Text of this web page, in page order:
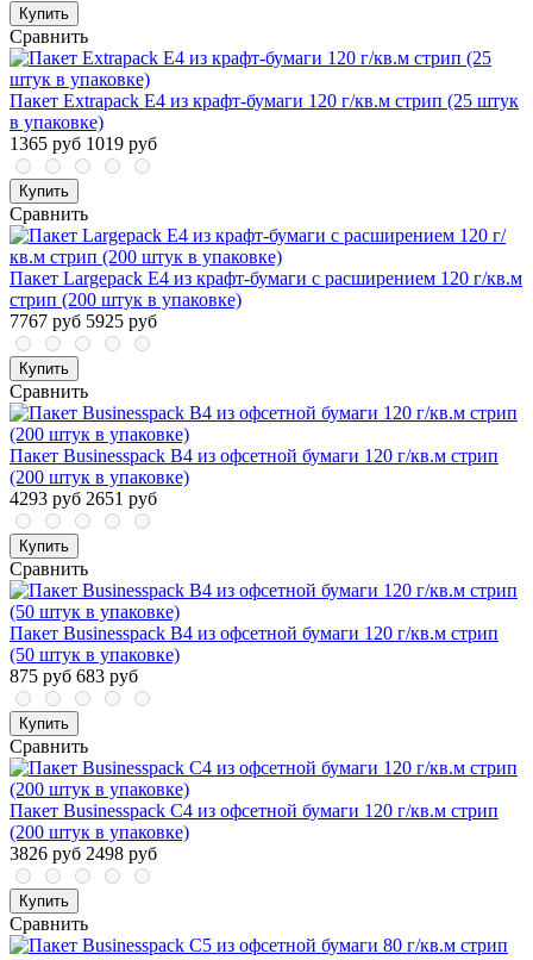
Купить
Сравнить
Пакет Extrapack E4 из крафт-бумаги 120 г/кв.м стрип (25 штук
в упаковке)
1365 руб 1019 руб
Купить
Сравнить
Пакет Largepack E4 из крафт-бумаги с расширением 120 г/кв.м
стрип (200 штук в упаковке)
7767 руб 5925 руб
Купить
Сравнить
Пакет Businesspack B4 из офсетной бумаги 120 г/кв.м стрип
(200 штук в упаковке)
4293 руб 2651 руб
Купить
Сравнить
Пакет Businesspack B4 из офсетной бумаги 120 г/кв.м стрип
(50 штук в упаковке)
875 руб 683 руб
Купить
Сравнить
Пакет Businesspack С4 из офсетной бумаги 120 г/кв.м стрип
(200 штук в упаковке)
3826 руб 2498 руб
Купить
Сравнить